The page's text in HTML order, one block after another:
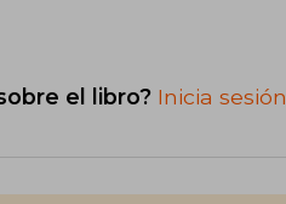
el libro? Inicia sesión